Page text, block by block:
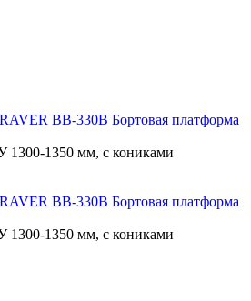
Бортовая платформа
1350 мм, с кониками
Бортовая платформа
1350 мм, с кониками